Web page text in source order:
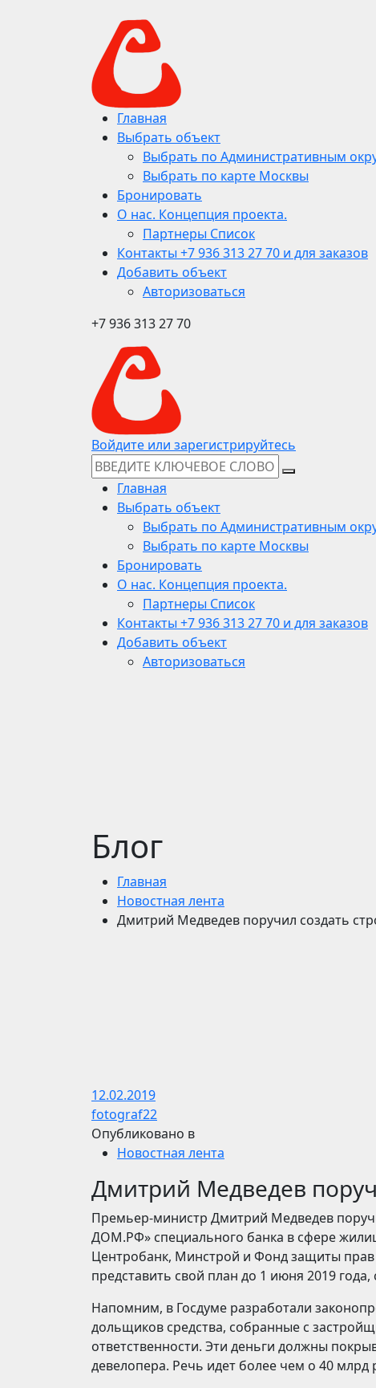
Главная
Выбрать объект
Выбрать по Административным
Выбрать по карте Москвы
Бронировать
О нас. Концепция проекта.
Партнеры Список
Контакты +7 936 313 27 70 и для заказов
Добавить объект
Авторизоваться
+7 936 313 27 70
Войдите или зарегистрируйтесь
Главная
Выбрать объект
Выбрать по Административным
Выбрать по карте Москвы
Бронировать
О нас. Концепция проекта.
Партнеры Список
Контакты +7 936 313 27 70 и для заказов
Добавить объект
Авторизоваться
Блог
Главная
Новостная лента
Дмитрий Медведев поручил создать
12.02.2019
fotograf22
Опубликовано в
Новостная лента
Дмитрий Медведев
Премьер-министр Дмитрий Медведев
ДОМ.РФ» специального банка в сфере
Центробанк, Минстрой и Фонд защиты прав
представить свой план до 1 июня 2019
Напомним, в Госдуме разработали
дольщиков средства, собранные с
ответственности. Эти деньги должны
девелопера. Речь идет более чем о 40 млрд